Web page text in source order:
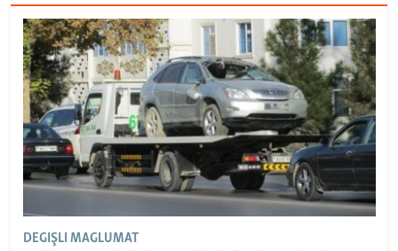
DEGIŞLI MAGLUMAT